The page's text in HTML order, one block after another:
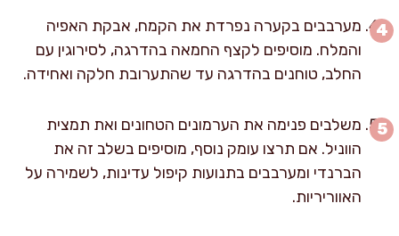
מערבבים בקערה נפרדת את הקמח, אבקת האפיה
והמלח. מוסיפים לקצף החמאה בהדרגה, לסירוגין עם
החלב, טוחנים בהדרגה עד שהתערובת חלקה ואחידה.
משלבים פנימה את הערמונים הטחונים ואת תמצית
הווניל. אם תרצו עומק נוסף, מוסיפים בשלב זה את
הברנדי ומערבבים בתנועות קיפול עדינות, לשמירה על
האווריריות.